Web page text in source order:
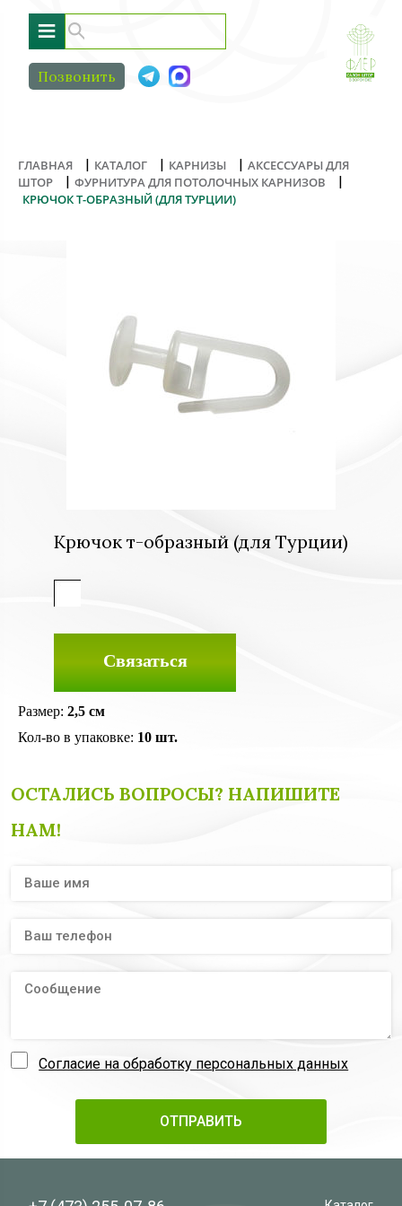
≡
Позвонить
ГЛАВНАЯ | КАТАЛОГ | КАРНИЗЫ | АКСЕССУАРЫ ДЛЯ
ШТОР
| ФУРНИТУРА ДЛЯ ПОТОЛОЧНЫХ КАРНИЗОВ |
КРЮЧОК Т-ОБРАЗНЫЙ (ДЛЯ ТУРЦИИ)
Крючок т-образный (для Турции)
Связаться
Размер: 2,5 см
Кол-во в упаковке: 10 шт.
ОСТАЛИСЬ ВОПРОСЫ? НАПИШИТЕ
НАМ!
Согласие на обработку персональных данных